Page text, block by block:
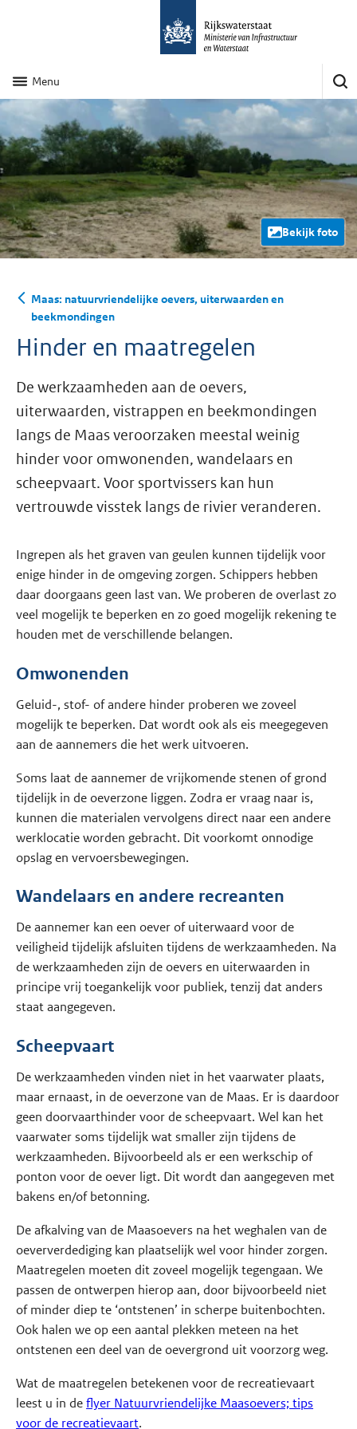
Menu
Bekijk foto
Maas: natuurvriendelijke oevers, uiterwaarden en
beekmondingen
Hinder en maatregelen
De werkzaamheden aan de oevers,
uiterwaarden, vistrappen en beekmondingen
langs de Maas veroorzaken meestal weinig
hinder voor omwonenden, wandelaars en
scheepvaart. Voor sportvissers kan hun
vertrouwde visstek langs de rivier veranderen.
Ingrepen als het graven van geulen kunnen tijdelijk voor
enige hinder in de omgeving zorgen. Schippers hebben
daar doorgaans geen last van. We proberen de overlast zo
veel mogelijk te beperken en zo goed mogelijk rekening te
houden met de verschillende belangen.
Omwonenden
Geluid-, stof- of andere hinder proberen we zoveel
mogelijk te beperken. Dat wordt ook als eis meegegeven
aan de aannemers die het werk uitvoeren.
Soms laat de aannemer de vrijkomende stenen of grond
tijdelijk in de oeverzone liggen. Zodra er vraag naar is,
kunnen die materialen vervolgens direct naar een andere
werklocatie worden gebracht. Dit voorkomt onnodige
opslag en vervoersbewegingen.
Wandelaars en andere recreanten
De aannemer kan een oever of uiterwaard voor de
veiligheid tijdelijk afsluiten tijdens de werkzaamheden. Na
de werkzaamheden zijn de oevers en uiterwaarden in
principe vrij toegankelijk voor publiek, tenzij dat anders
staat aangegeven.
Scheepvaart
De werkzaamheden vinden niet in het vaarwater plaats,
maar ernaast, in de oeverzone van de Maas. Er is daardoor
geen doorvaarthinder voor de scheepvaart. Wel kan het
vaarwater soms tijdelijk wat smaller zijn tijdens de
werkzaamheden. Bijvoorbeeld als er een werkschip of
ponton voor de oever ligt. Dit wordt dan aangegeven met
bakens en/of betonning.
De afkalving van de Maasoevers na het weghalen van de
oeververdediging kan plaatselijk wel voor hinder zorgen.
Maatregelen moeten dit zoveel mogelijk tegengaan. We
passen de ontwerpen hierop aan, door bijvoorbeeld niet
of minder diep te ‘ontstenen’ in scherpe buitenbochten.
Ook halen we op een aantal plekken meteen na het
ontstenen een deel van de oevergrond uit voorzorg weg.
Wat de maatregelen betekenen voor de recreatievaart
leest u in deflyer Natuurvriendelijke Maasoevers; tips
voor de recreatievaart.